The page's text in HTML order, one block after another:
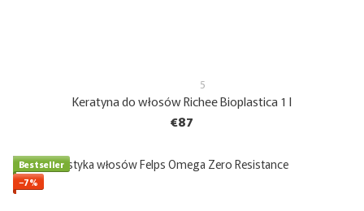
5
Keratyna do włosów Richee Bioplastica 1 l
€87
Bestseller
−7%